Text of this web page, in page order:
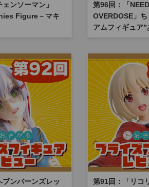
ンソーマン」
Figure－マキ
第96回：「
OVERDOSE」
アムフィギュア”
ンバーンズレッ
第91回：「リコ